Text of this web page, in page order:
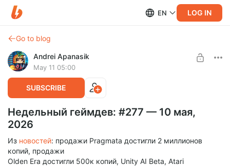
EN LOG IN
Go to blog
Andrei Apanasik
May 11 05:00
SUBSCRIBE
Недельный геймдев: #277 — 10 мая,
2026
Из новостей: продажи Pragmata достигли 2 миллионов
копий, продажи
Olden Era достигли 500к копий, Unity AI Beta, Atari